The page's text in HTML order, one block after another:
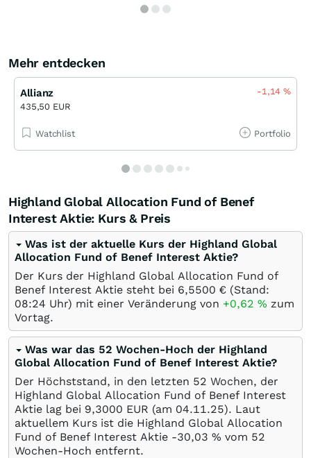
Mehr entdecken
Allianz
435,50 EUR
-1,14%
Watchlist Portfolio
Highland Global Allocation Fund of Benef
Interest Aktie: Kurs & Preis
Was ist der aktuelle Kurs der Highland Global
Allocation Fund of Benef Interest Aktie?
Der Kurs der Highland Global Allocation Fund of
Benef Interest Aktie steht bei 6,5500 € (Stand:
08:24 Uhr) mit einer Veränderung von +0,62 % zum
Vortag.
Was war das 52 Wochen-Hoch der Highland
Global Allocation Fund of Benef Interest Aktie?
Der Höchststand, in den letzten 52 Wochen, der
Highland Global Allocation Fund of Benef Interest
Aktie lag bei 9,3000 EUR (am 04.11.25). Laut
aktuellem Kurs ist die Highland Global Allocation
Fund of Benef Interest Aktie -30,03 % vom 52
Wochen-Hoch entfernt.